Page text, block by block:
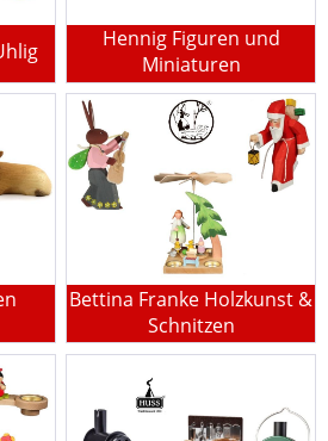
Hennig Figuren und
Miniaturen
Bettina Franke Holzkunst &
Schnitzen